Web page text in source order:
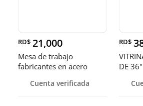
RD$ 21,000
Mesa de trabajo
fabricantes en acero
Cuenta verificada
RD$
DE 36"